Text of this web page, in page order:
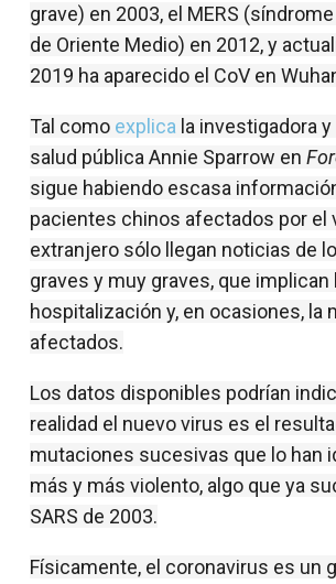
grave) en 2003, el MERS
de Oriente Medio) en 2012, y
2019 ha aparecido el CoV en
Tal como explica la investigadora
salud pública Annie Sparrow en
sigue habiendo escasa
pacientes chinos afectados por el
extranjero sólo llegan noticias de
graves y muy graves, que implican
hospitalización y, en ocasiones, la
afectados.
Los datos disponibles podrían
realidad el nuevo virus es el
mutaciones sucesivas que lo han
más y más violento, algo que ya
SARS de 2003.
Físicamente, el coronavirus es un